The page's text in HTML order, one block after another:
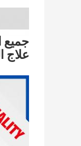
جميع
علاج